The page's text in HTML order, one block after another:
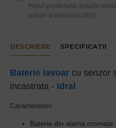
Pretul produsului include
tratarii si eliminarii DEEE.
DESCRIERE SPECIFICATII
Baterie lavoar cu senzor
incastrata - Idral
Caracteristici:
Baterie din alama cromata